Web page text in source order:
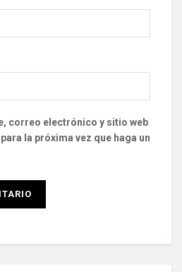
correo electrónico y sitio web
la próxima vez que haga un